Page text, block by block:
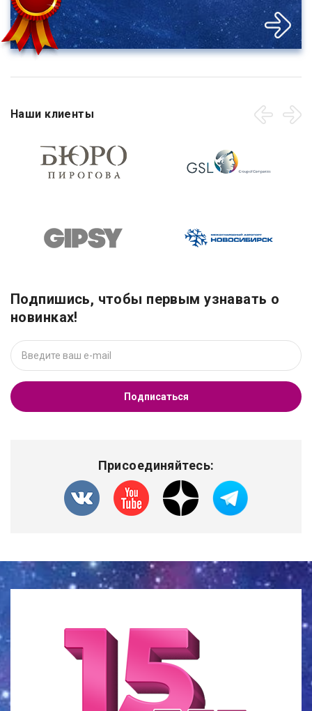
Наши клиенты
Подпишись, чтобы первым узнавать о
новинках!
Подписаться
Присоединяйтесь: